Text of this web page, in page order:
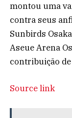
montou uma
contra seus
Sunbirds
Aseue Arena
contribuição
Source link